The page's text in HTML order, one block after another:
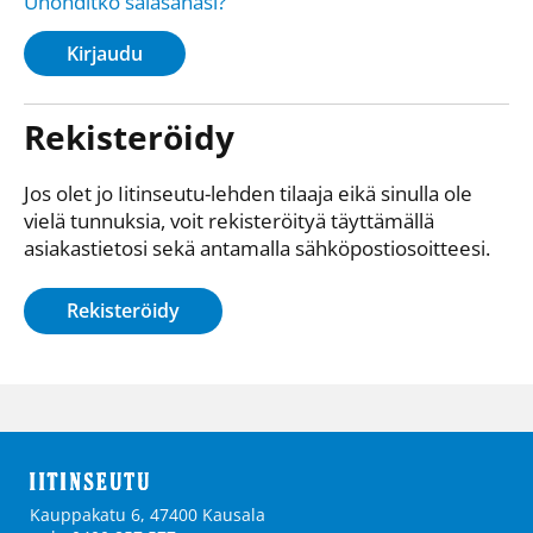
Kirjaudu
Rekisteröidy
Jos olet jo Iitinseutu-lehden tilaaja eikä sinulla ole
vielä tunnuksia, voit rekisteröityä täyttämällä
asiakastietosi sekä antamalla sähkö­posti­osoitteesi.
Rekisteröidy
Kauppakatu 6, 47400 Kausala